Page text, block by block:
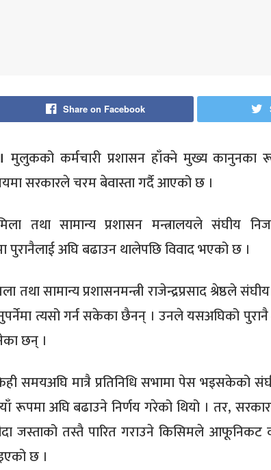
Share on Facebook
मुलुकको कर्मचारी प्रशासन हाँक्ने मुख्य कानुनका
सरकारले चरम बेवास्ता गर्दै आएको छ ।
तथा सामान्य प्रशासन मन्त्रालयले संघीय
पुरानैलाई अघि बढाउन थालेपछि विवाद भएको छ ।
तथा सामान्य प्रशासनमन्त्री राजेन्द्रप्रसाद श्रेष्ठले
त्यसो गर्न सकेका छैनन् । उनले यसअघिको पुरानै
छन् ।
समयअघि मात्रै प्रतिनिधि सभामा पेस भइसकेको
रूपमा अघि बढाउने निर्णय गरेको थियो । तर,
जस्ताको तस्तै पारित गराउने किसिमले आफूनिकट
छ ।